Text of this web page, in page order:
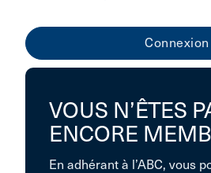
VOUS N’ÊTES
ENCORE
En adhérant à l’ABC, vous